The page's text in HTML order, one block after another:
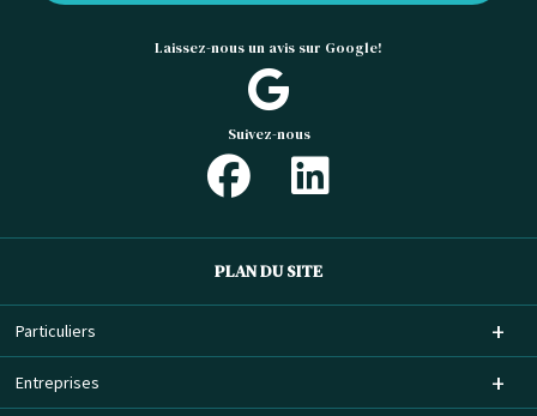
Laissez-nous un avis sur Google!
Suivez-nous
PLAN DU SITE
Particuliers
Entreprises